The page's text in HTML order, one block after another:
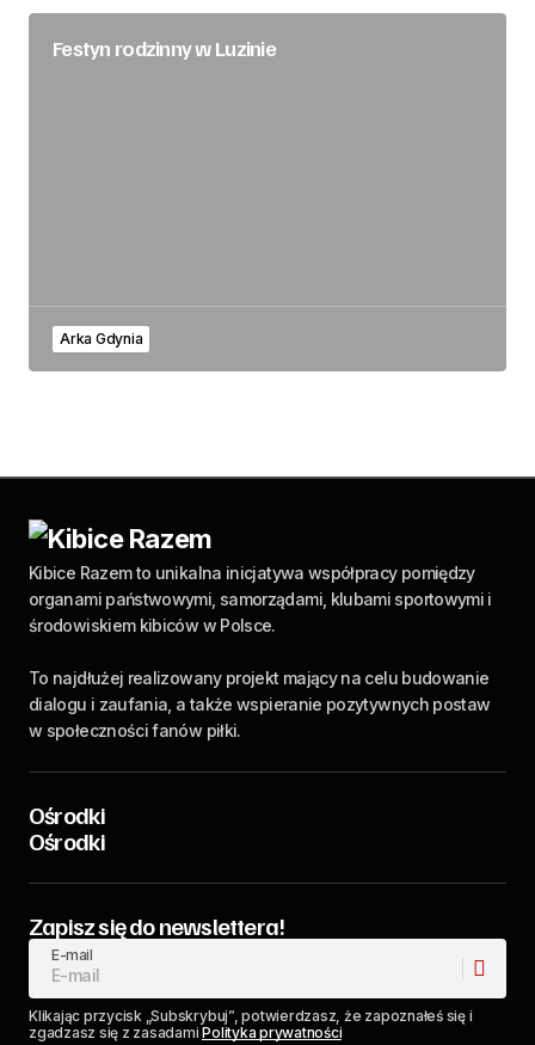
Festyn rodzinny w Luzinie
Arka Gdynia
Kibice Razem to unikalna inicjatywa współpracy pomiędzy
organami państwowymi, samorządami, klubami sportowymi i
środowiskiem kibiców w Polsce.
To najdłużej realizowany projekt mający na celu budowanie
dialogu i zaufania, a także wspieranie pozytywnych postaw
w społeczności fanów piłki.
Ośrodki
Ośrodki
Zapisz się do newslettera!
E-mail
Klikając przycisk „Subskrybuj”, potwierdzasz, że zapoznałeś się i
zgadzasz się z zasadamiPolityka prywatności